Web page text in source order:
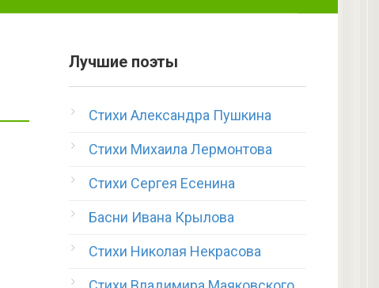
Лучшие поэты
Стихи Александра Пушкина
Стихи Михаила Лермонтова
Стихи Сергея Есенина
Басни Ивана Крылова
Стихи Николая Некрасова